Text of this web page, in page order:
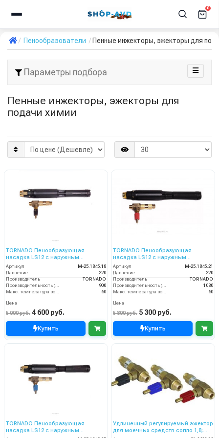
0
Пенообразователи Пенные инжекторы, эжекторы для
Параметры подбора
Пенные инжекторы, эжекторы для
подачи химии
TORNADO Пенообразующая
насадка LS12 с наружным
эжектором (чёрный)
Артикул
M-25.1845.18
Давление
220
Производитель
TORNADO
900
60
Цена
5 000 руб. 4 600 руб.
Купить
TORNADO Пенообразующая
насадка LS12 с наружным
эжектором (красный)
Артикул
M-25.1845.21
Давление
220
Производитель
TORNADO
1080
60
Цена
5 800 руб. 5 300 руб.
Купить
TORNADO Пенообразующая
насадка LS12 с наружным
Удлиненный регулируемый эжектор
для моечных средств сопло 1,8;